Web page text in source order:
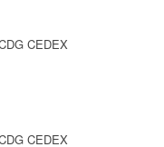
CEDEX
CEDEX